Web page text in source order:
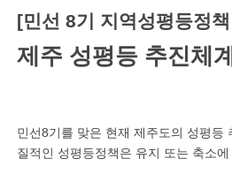
[민선 8기 지역성평등정
제주 성평등 추진체
민선8기를 맞은 현재 제주도의 성평등
질적인 성평등정책은 유지 또는 축소